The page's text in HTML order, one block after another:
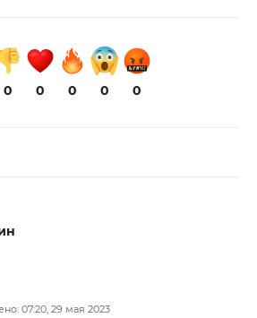
0 0 0 0 0
07:20, 29 мая 2023